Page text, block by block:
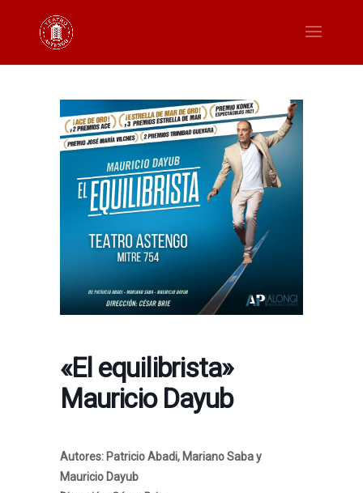
«El equilibrista»
Mauricio Dayub
Autores: Patricio Abadi, Mariano Saba y
Mauricio Dayub